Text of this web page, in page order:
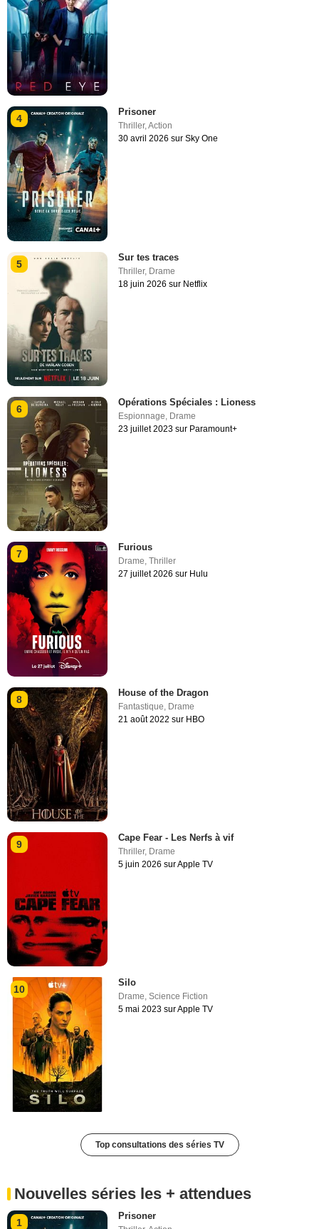
4
Prisoner
Thriller,Action
30 avril 2026 sur Sky One
5
Sur tes traces
Thriller, Drame
18 juin 2026 sur Netflix
6
Opérations Spéciales : Lioness
Espionnage, Drame
23 juillet 2023 sur Paramount+
7
Furious
Drame,Thriller
27 juillet 2026 sur Hulu
8
House of the Dragon
Fantastique Drame
21 août 2022 sur HBO
9
Cape Fear - Les Nerfs à vif
Thriller, Drame
5 juin 2026 sur Apple TV
10
Silo
Drame,Science Fiction
5 mai 2023 sur Apple TV
Top consultations des séries TV
Nouvelles séries les + attendues
1
Prisoner